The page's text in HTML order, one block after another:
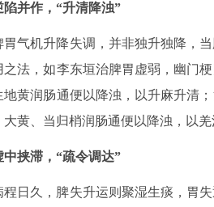
陷并作，“升清降浊”
胃气机升降失调，并非独升独降，
之法，如李东垣治脾胃虚弱，幽门
地黄润肠通便以降浊，以升麻升清
大黄、当归梢润肠通便以降浊，以羌
中挟滞，“疏令调达”
程日久，脾失升运则聚湿生痰，胃